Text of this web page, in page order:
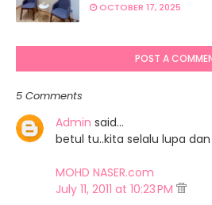
OCTOBER 17, 2025
POST A
5 Comments
Admin said…
betul tu..kita selalu lupa
MOHD NASER.com
July 11, 2011 at 10:23 PM